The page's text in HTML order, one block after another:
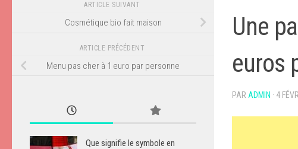
Une
euros
PAR ADMIN · 4
ARTICLE SUIVANT
Cosmétique bio fait maison
ARTICLE PRÉCÉDENT
Menu pas cher à 1 euro par personne
Que signifie le symbole en